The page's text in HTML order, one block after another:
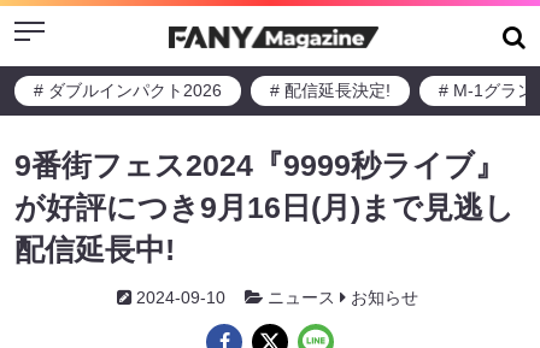
Menu
# ダブルインパクト2026 # 配信延長決定! # M-1グラン
9番街フェス2024『9999秒ライブ』
が好評につき9月16日(月)まで見逃し
配信延長中!
2024-09-10 ニュース お知らせ